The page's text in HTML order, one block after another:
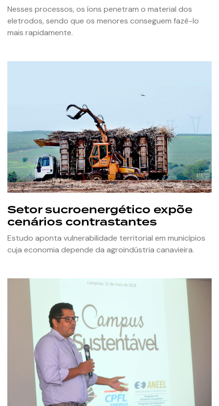
Nesses processos, os íons penetram o material dos
eletrodos, sendo que os menores conseguem fazê-lo
mais rapidamente.
Setor sucroenergético expõe
cenários contrastantes
Estudo aponta vulnerabilidade territorial em municípios
cuja economia depende da agroindústria canavieira.